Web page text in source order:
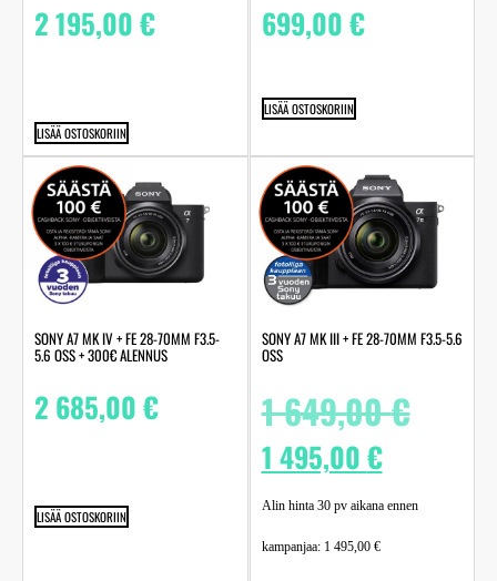
2 195,00€
LISÄÄ OSTOSKORIIN
699,00€
LISÄÄ OSTOSKORIIN
SONY A7 MK IV + FE 28-70MM F3.5-
5.6 OSS + 300€ ALENNUS
2 685,00€
LISÄÄ OSTOSKORIIN
SONY A7 MK III + FE 28-70MM F3.5-5.6
OSS
1 649,00€
1 495,00€
Alin hinta 30 pv aikana ennen
kampanjaa: 1 495,00 €